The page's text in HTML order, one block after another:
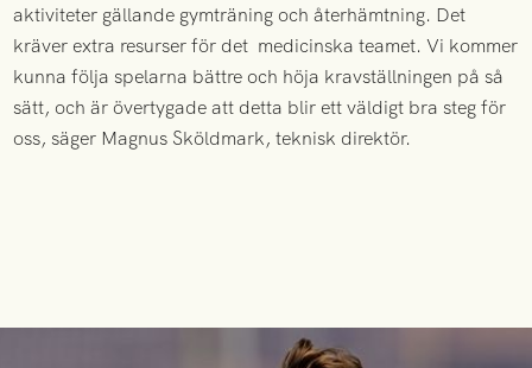
aktiviteter gällande gymträning och återhämtning. Det
kräver extra resurser för det medicinska teamet. Vi kommer
kunna följa spelarna bättre och höja kravställningen på så
sätt, och är övertygade att detta blir ett väldigt bra steg för
oss, säger Magnus Sköldmark, teknisk direktör.